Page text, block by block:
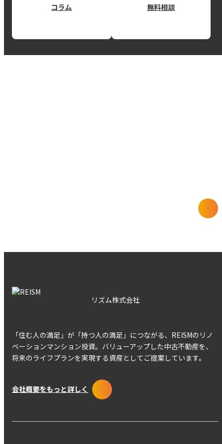
コラム 無料相談
リズム株式会社
「住む人の満足」が「持つ人の満足」につながる、REISMのリノ
ベーションマンション投資。バリューアップした中古不動産を、
将来のライフプランを実現する資産としてご提案しています。
会社概要をもっと詳しく